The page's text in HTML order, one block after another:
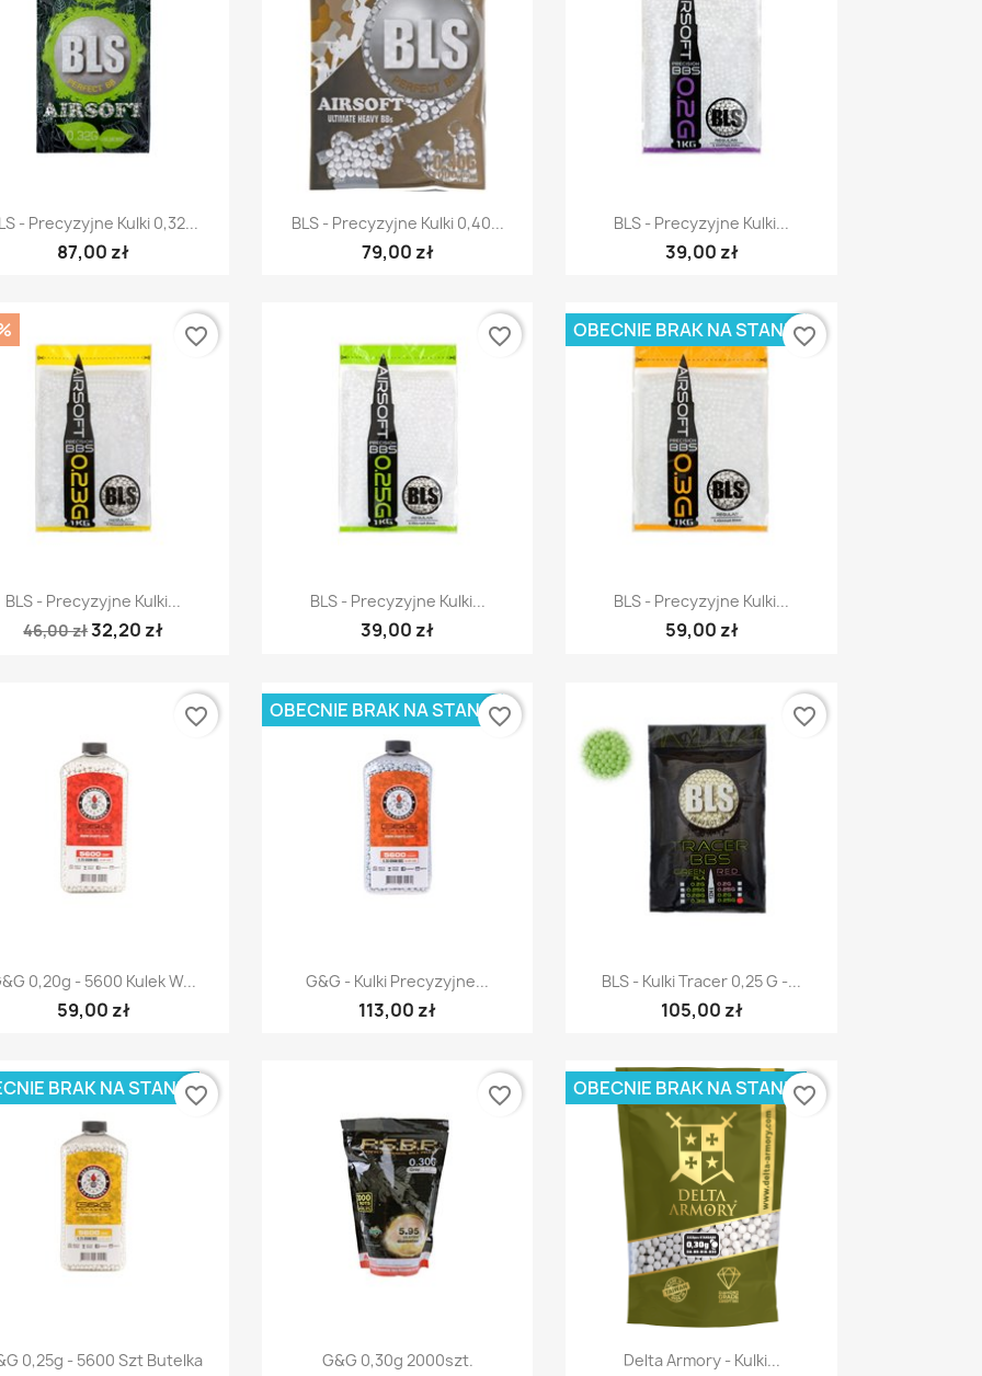
Szybki podgląd
- Precyzyjne Kulki 0,32...
87,00 zł
Szybki podgląd
BLS - Precyzyjne Kulki 0,40...
79,00 zł
 Szybki podgląd
BLS - Precyzyjne Kulki...
39,00 zł
Szybki podgląd
BLS - Precyzyjne Kulki...
46,00 zł32,20 zł
favorite_border
Szybki podgląd
BLS - Precyzyjne Kulki...
39,00 zł
favorite_border
Szybki podgląd
BLS - Precyzyjne Kulki...
59,00 zł
OBECNIE BRAK NA STANIEfavorite_border
 Szybki podgląd
0,20g - 5600 Kulek W...
59,00 zł
favorite_border
 Szybki podgląd
G&G - Kulki Precyzyjne...
113,00 zł
OBECNIE BRAK NA STANIEfavorite_border
Szybki podgląd
BLS - Kulki Tracer 0,25 G -...
105,00 zł
favorite_border
Szybki podgląd
0,25g - 5600 Szt Butelka
BRAK NA STANIEfavorite_border
Szybki podgląd
G&G 0,30g 2000szt.
favorite_border
Szybki podgląd
Delta Armory - Kulki...
OBECNIE BRAK NA STANIEfavorite_border